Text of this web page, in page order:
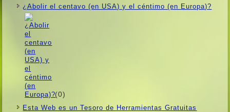
¿Abolir el centavo (en USA) y el céntimo (en Europa)?
(0)
Esta Web es un Tesoro de Herramientas Gratuitas